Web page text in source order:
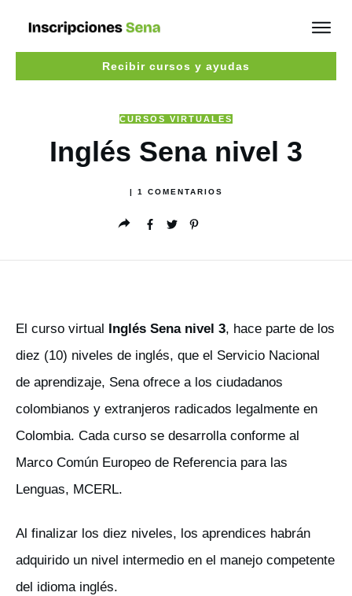
Recibir cursos y ayudas
CURSOS VIRTUALES
Inglés Sena nivel 3
1 COMENTARIOS
El curso virtual Inglés Sena nivel 3, hace parte de los
diez (10) niveles de inglés, que el Servicio Nacional
de aprendizaje, Sena ofrece a los ciudadanos
colombianos y extranjeros radicados legalmente en
Colombia. Cada curso se desarrolla conforme al
Marco Común Europeo de Referencia para las
Lenguas, MCERL.
Al finalizar los diez niveles, los aprendices habrán
adquirido un nivel intermedio en el manejo competente
del idioma inglés.